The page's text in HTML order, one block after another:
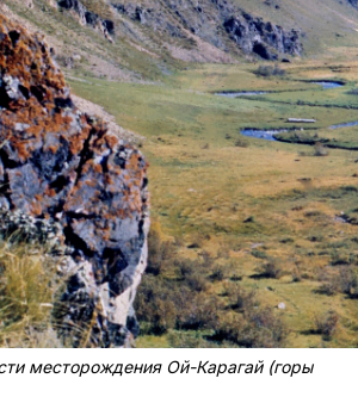
месторождения Ой-Карагай (горы